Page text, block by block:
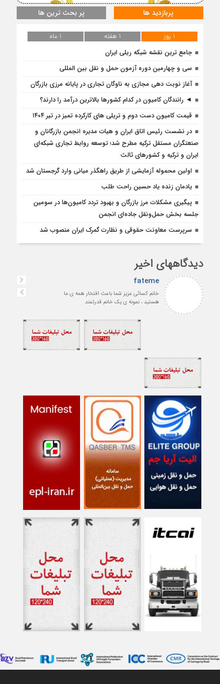
پربازدید ها پر بحث ترین ها
1 روز 1 هفته
1 ماه
جامع ترین نقشه شبکه ریلی ایران
سی و چهارمین دوره آزمون حمل و نقل بین المللی
آغاز نوبت دهی مجازی به ناوگان تجاری در پایانه مرزی بازرگان
◄ رانندگان کامیون در کدام کشورها بالاترین درآمد را دارند؟
قیمت کامیون دست دوم و تریلی‌ های کارکرده تمیز در تیر ۱۴۰۴
در نشست رئیس اتاق ایران و هیات مدیره انجمن بازرگانان و
صنعتگران مستقل ترکیه مطرح شد؛ توسعه روابط تجاری شبکه‌ای
ایران و ترکیه و کشورهای ثالث
اولین محموله آزمایشی از طریق راهگذر میانی وارد گرجستان شد
یادمان زنده یاد حسین راحت طلب
پیگیری مشکلات مرز بازرگان و بهبود تردد کامیون‌ها در سومین
جلسه بخش حمل‌ونقل جاده‌ای انجمن
سرپرست معاونت حقوقی و نظارت گمرک ایران منصوب شد
دیدگاههای اخیر
fateme
خانم کسائی عزیز شما باعث افتخار همه ی ما
هستید ، نمونه ی یک خانم قدرتمند